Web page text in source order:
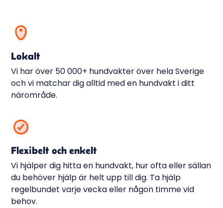
Lokalt
Vi har över 50 000+ hundvakter över hela Sverige
och vi matchar dig alltid med en hundvakt i ditt
närområde.
Flexibelt och enkelt
Vi hjälper dig hitta en hundvakt, hur ofta eller sällan
du behöver hjälp är helt upp till dig. Ta hjälp
regelbundet varje vecka eller någon timme vid
behov.